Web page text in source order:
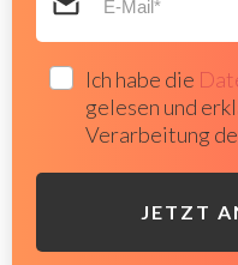
Ich habe die
gelesen und
Verarbeitung
JETZT